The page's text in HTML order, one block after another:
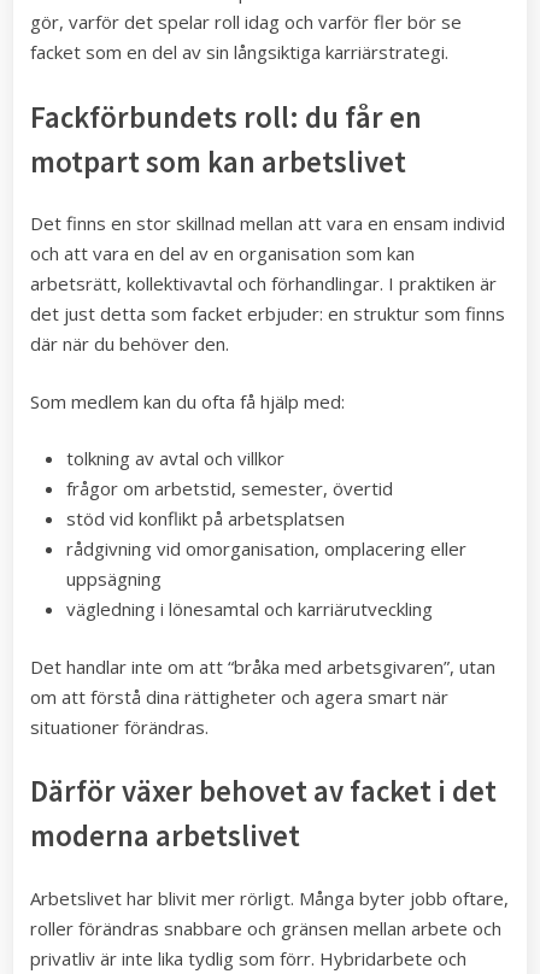
gör, varför det spelar roll idag och varför fler bör se
facket som en del av sin långsiktiga karriärstrategi.
Fackförbundets roll: du får en
motpart som kan arbetslivet
Det finns en stor skillnad mellan att vara en ensam individ
och att vara en del av en organisation som kan
arbetsrätt, kollektivavtal och förhandlingar. I praktiken är
det just detta som facket erbjuder: en struktur som finns
där när du behöver den.
Som medlem kan du ofta få hjälp med:
tolkning av avtal och villkor
frågor om arbetstid, semester, övertid
stöd vid konflikt på arbetsplatsen
rådgivning vid omorganisation, omplacering eller
uppsägning
vägledning i lönesamtal och karriärutveckling
Det handlar inte om att “bråka med arbetsgivaren”, utan
om att förstå dina rättigheter och agera smart när
situationer förändras.
Därför växer behovet av facket i det
moderna arbetslivet
Arbetslivet har blivit mer rörligt. Många byter jobb oftare,
roller förändras snabbare och gränsen mellan arbete och
privatliv är inte lika tydlig som förr. Hybridarbete och